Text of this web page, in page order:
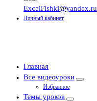
ExcelFishki@yandex.ru
Личный кабинет
Главная
Все видеоуроки
Избранное
Темы уроков